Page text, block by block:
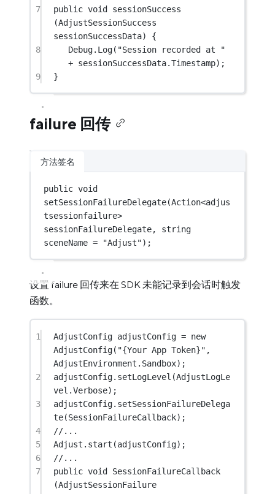
7
public void sessionSuccess
(AdjustSessionSuccess
sessionSuccessData) {
8
Debug. Log( "Session recorded at "
+ sessionSuccessData.Timestamp);
9
}
failure 回传
方法签名
public void
setSessionFailureDelegate(Action<adjus
tsessionfailure
sessionFailureDelegate, string
sceneName = "Adjust");
设置 failure 回传来在 SDK 未能记录到会话时触发
函数。
1 AdjustConfig adjustConfig = new
AdjustConfig( "{Your App Token}" ,
AdjustEnvironment.Sandbox);
2
adjustConfig. setLogLevel (AdjustLogLe
vel.Verbose);
3
adjustConfig. setSessionFailureDelega
te(SessionFailureCallback);
4
//...
5
Adjust. start (adjustConfig);
6
//...
7
public void SessionFailureCallback
(AdjustSessionFailure